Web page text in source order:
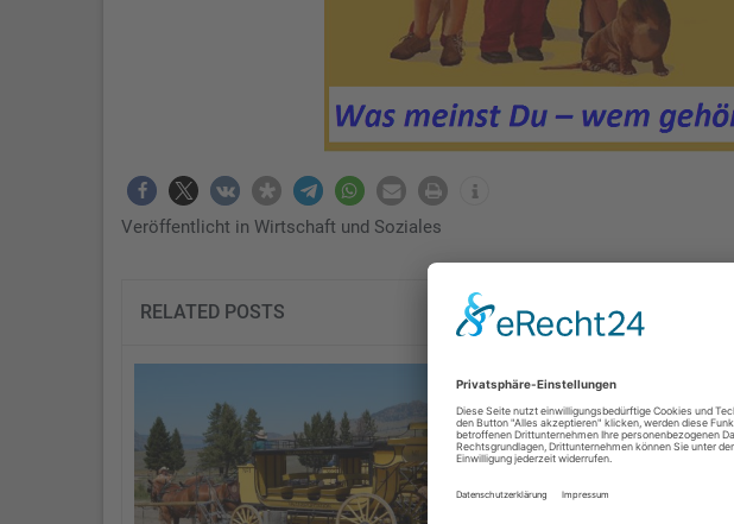
Veröffentlicht in Wirtschaft und Soziales
RELATED POSTS